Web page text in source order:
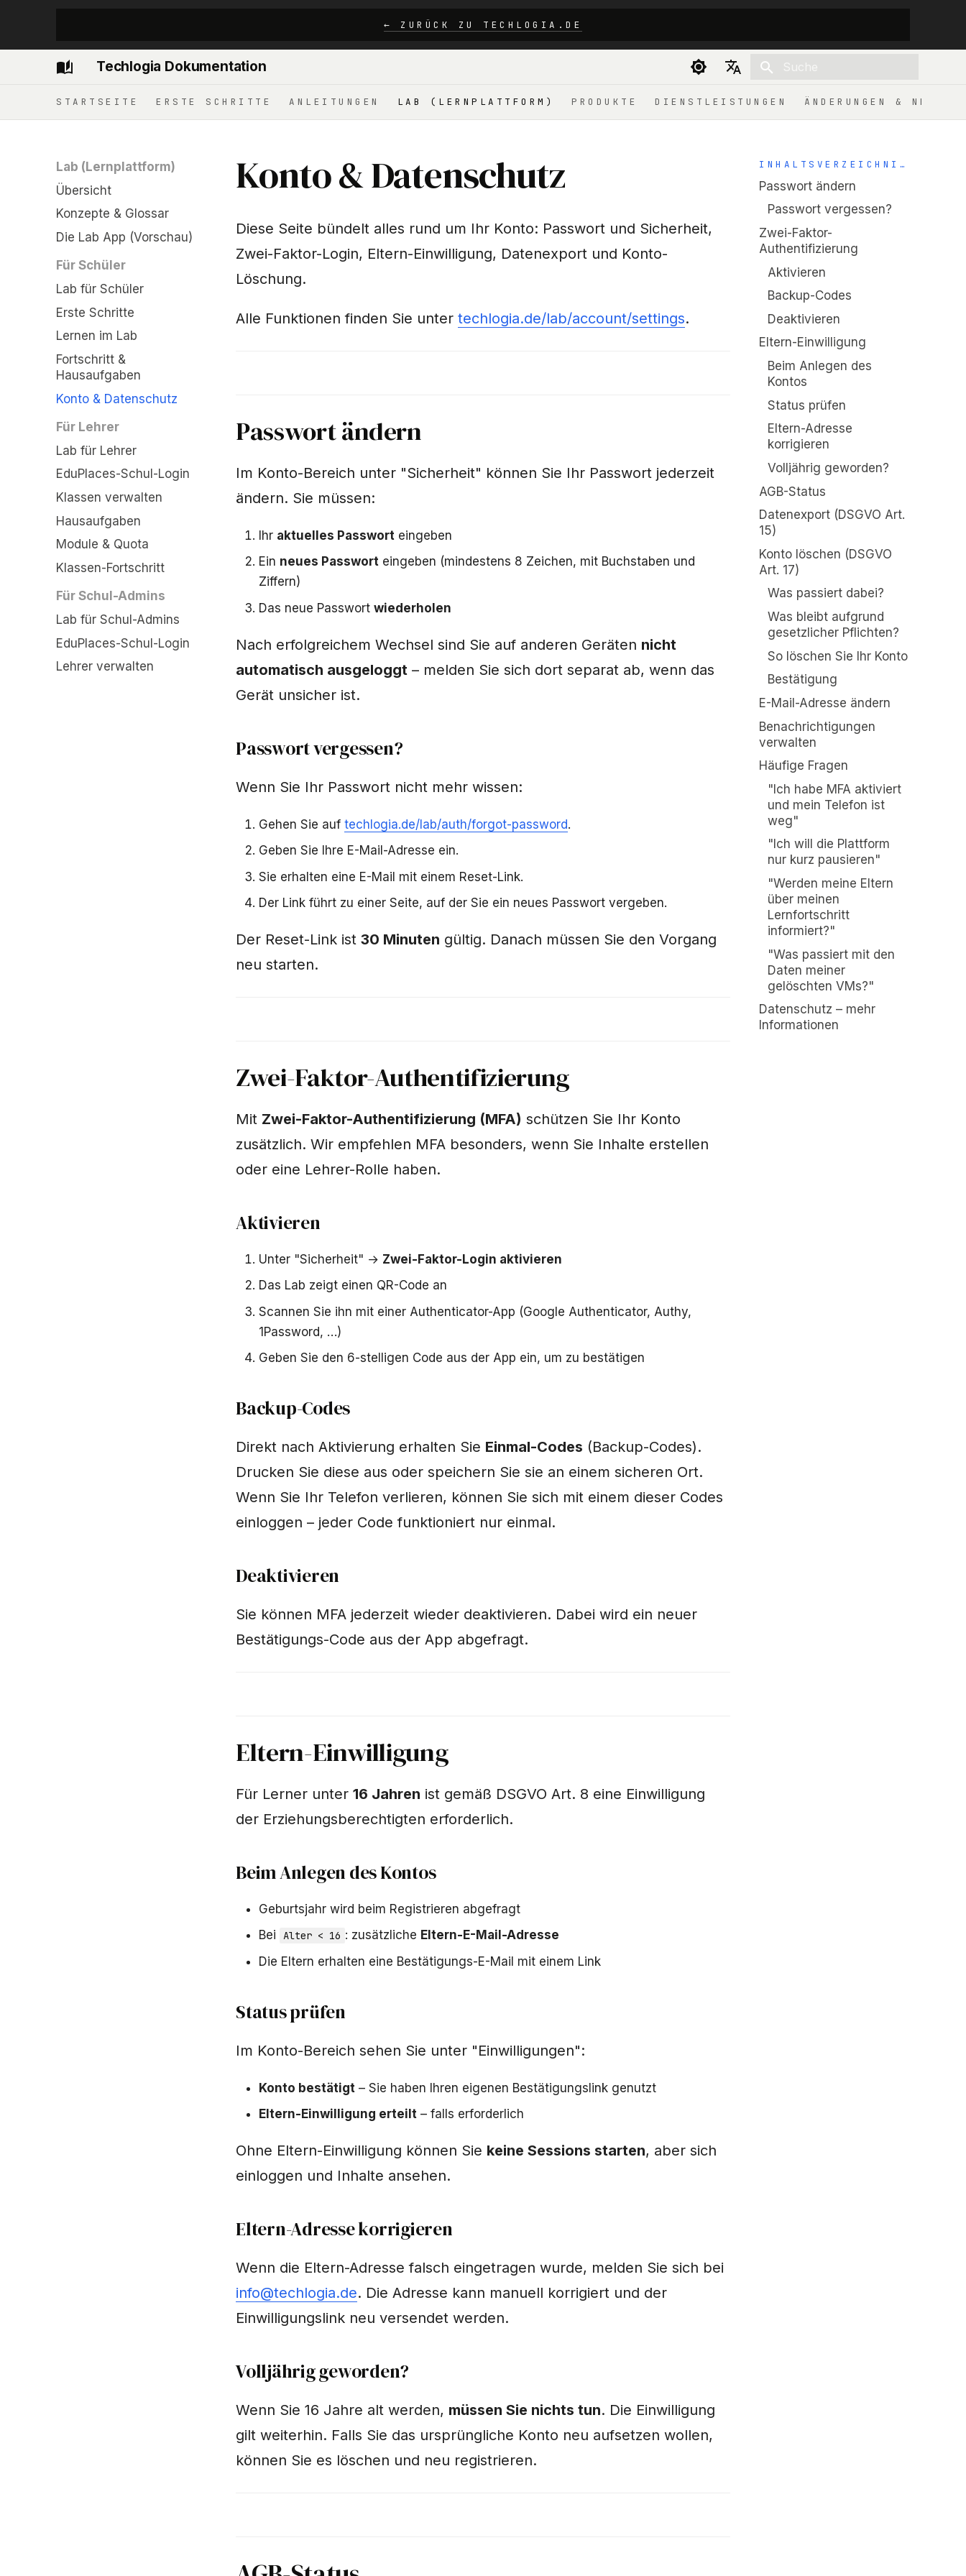
← ZURÜCK ZU TECHLOGIA.DE
Techlogia Dokumentation
Deutsch
STARTSEITE ERSTE SCHRITTE ANLEITUNGEN LAB (LERNPLATTFORM) PRODUKTE DIENSTLEISTUNGEN ÄNDERUNGEN &
Lab (Lernplattform)
Übersicht
Konzepte & Glossar
Die Lab App (Vorschau)
Für Schüler
Lab für Schüler
Erste Schritte
Lernen im Lab
Fortschritt &
Hausaufgaben
Konto & Datenschutz
Für Lehrer
Lab für Lehrer
EduPlaces-Schul-Login
Klassen verwalten
Hausaufgaben
Module & Quota
Klassen-Fortschritt
Für Schul-Admins
Lab für Schul-Admins
EduPlaces-Schul-Login
Lehrer verwalten
INHALTSVERZEICHNIS
Passwort ändern
Passwort vergessen?
Zwei-Faktor-
Authentifizierung
Aktivieren
Backup-Codes
Deaktivieren
Eltern-Einwilligung
Beim Anlegen des
Kontos
Status prüfen
Eltern-Adresse
korrigieren
Volljährig geworden?
AGB-Status
Datenexport (DSGVO Art.
15)
Konto löschen (DSGVO
Art. 17)
Was passiert dabei?
Was bleibt aufgrund
gesetzlicher Pflichten?
So löschen Sie Ihr Konto
Bestätigung
E-Mail-Adresse ändern
Benachrichtigungen
verwalten
Häufige Fragen
"Ich habe MFA aktiviert
und mein Telefon ist
weg"
"Ich will die Plattform
nur kurz pausieren"
"Werden meine Eltern
über meinen
Lernfortschritt
informiert?"
"Was passiert mit den
Daten meiner
gelöschten VMs?"
Datenschutz – mehr
Informationen
Konto & Datenschutz
Diese Seite bündelt alles rund um Ihr Konto: Passwort und Sicherheit,
Zwei-Faktor-Login, Eltern-Einwilligung, Datenexport und Konto-
Löschung.
Alle Funktionen finden Sie unter techlogia.de/lab/account/settings.
Passwort ändern
Im Konto-Bereich unter "Sicherheit" können Sie Ihr Passwort jederzeit
ändern. Sie müssen:
Ihr aktuelles Passwort eingeben
Ein neues Passworteingeben (mindestens 8 Zeichen, mit Buchstaben und
Ziffern)
Das neue Passwort wiederholen
Nach erfolgreichem Wechsel sind Sie auf anderen Geräten nicht
automatisch ausgeloggt – melden Sie sich dort separat ab, wenn das
Gerät unsicher ist.
Passwort vergessen?
Wenn Sie Ihr Passwort nicht mehr wissen:
Gehen Sie auf techlogia.de/lab/auth/forgot-password.
Geben Sie Ihre E-Mail-Adresse ein.
Sie erhalten eine E-Mail mit einem Reset-Link.
Der Link führt zu einer Seite, auf der Sie ein neues Passwort vergeben.
Der Reset-Link ist 30 Minuten gültig. Danach müssen Sie den Vorgang
neu starten.
Zwei-Faktor-Authentifizierung
Mit Zwei-Faktor-Authentifizierung (MFA) schützen Sie Ihr Konto
zusätzlich. Wir empfehlen MFA besonders, wenn Sie Inhalte erstellen
oder eine Lehrer-Rolle haben.
Aktivieren
Unter "Sicherheit" → Zwei-Faktor-Login aktivieren
Das Lab zeigt einen QR-Code an
Scannen Sie ihn mit einer Authenticator-App (Google Authenticator, Authy,
1Password, …)
Geben Sie den 6-stelligen Code aus der App ein, um zu bestätigen
Backup-Codes
Direkt nach Aktivierung erhalten Sie Einmal-Codes (Backup-Codes).
Drucken Sie diese aus oder speichern Sie sie an einem sicheren Ort.
Wenn Sie Ihr Telefon verlieren, können Sie sich mit einem dieser Codes
einloggen – jeder Code funktioniert nur einmal.
Deaktivieren
Sie können MFA jederzeit wieder deaktivieren. Dabei wird ein neuer
Bestätigungs-Code aus der App abgefragt.
Eltern-Einwilligung
Für Lerner unter 16 Jahren ist gemäß DSGVO Art. 8 eine Einwilligung
der Erziehungsberechtigten erforderlich.
Beim Anlegen des Kontos
Geburtsjahr wird beim Registrieren abgefragt
Bei
Alter < 16 : zusätzliche Eltern-E-Mail-Adresse
Die Eltern erhalten eine Bestätigungs-E-Mail mit einem Link
Status prüfen
Im Konto-Bereich sehen Sie unter "Einwilligungen":
Konto bestätigt – Sie haben Ihren eigenen Bestätigungslink genutzt
Eltern-Einwilligung erteilt– falls erforderlich
Ohne Eltern-Einwilligung können Sie keine Sessions starten, aber sich
einloggen und Inhalte ansehen.
Eltern-Adresse korrigieren
Wenn die Eltern-Adresse falsch eingetragen wurde, melden Sie sich bei
info@techlogia.de. Die Adresse kann manuell korrigiert und der
Einwilligungslink neu versendet werden.
Volljährig geworden?
Wenn Sie 16 Jahre alt werden, müssen Sie nichts tun. Die Einwilligung
gilt weiterhin. Falls Sie das ursprüngliche Konto neu aufsetzen wollen,
können Sie es löschen und neu registrieren.